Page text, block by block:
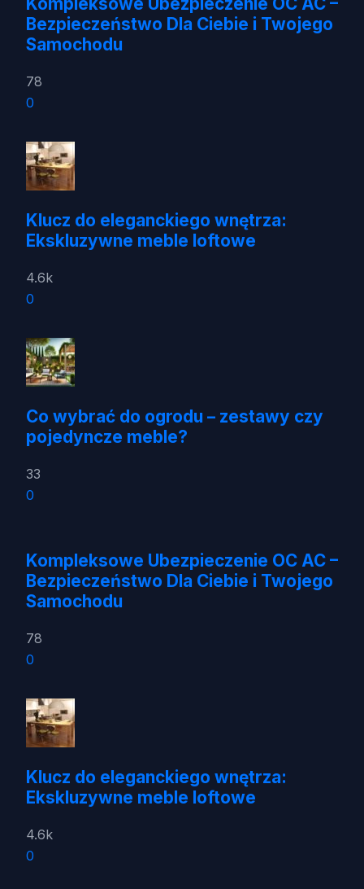
Bezpieczeństwo Dla Ciebie i Twojego
Samochodu
78
0
Klucz do eleganckiego wnętrza:
Ekskluzywne meble loftowe
4.6k
0
Co wybrać do ogrodu – zestawy czy
pojedyncze meble?
33
0
Kompleksowe Ubezpieczenie OC AC –
Bezpieczeństwo Dla Ciebie i Twojego
Samochodu
78
0
Klucz do eleganckiego wnętrza:
Ekskluzywne meble loftowe
4.6k
0